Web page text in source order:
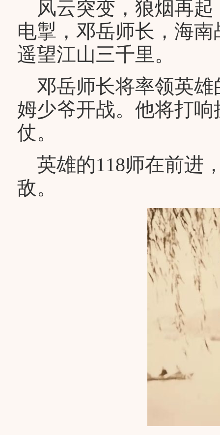
风云突变，狼烟再起
电掣，邓岳师长，海
遥望江山三千里。
邓岳师长将率领英雄
姆少爷开战。他将打
仗。
英雄的118师在前进
敌。